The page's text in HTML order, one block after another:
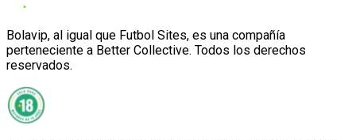
Bolavip, al igual que Futbol Sites, es una compañía
perteneciente a Better Collective. Todos los derechos
reservados.